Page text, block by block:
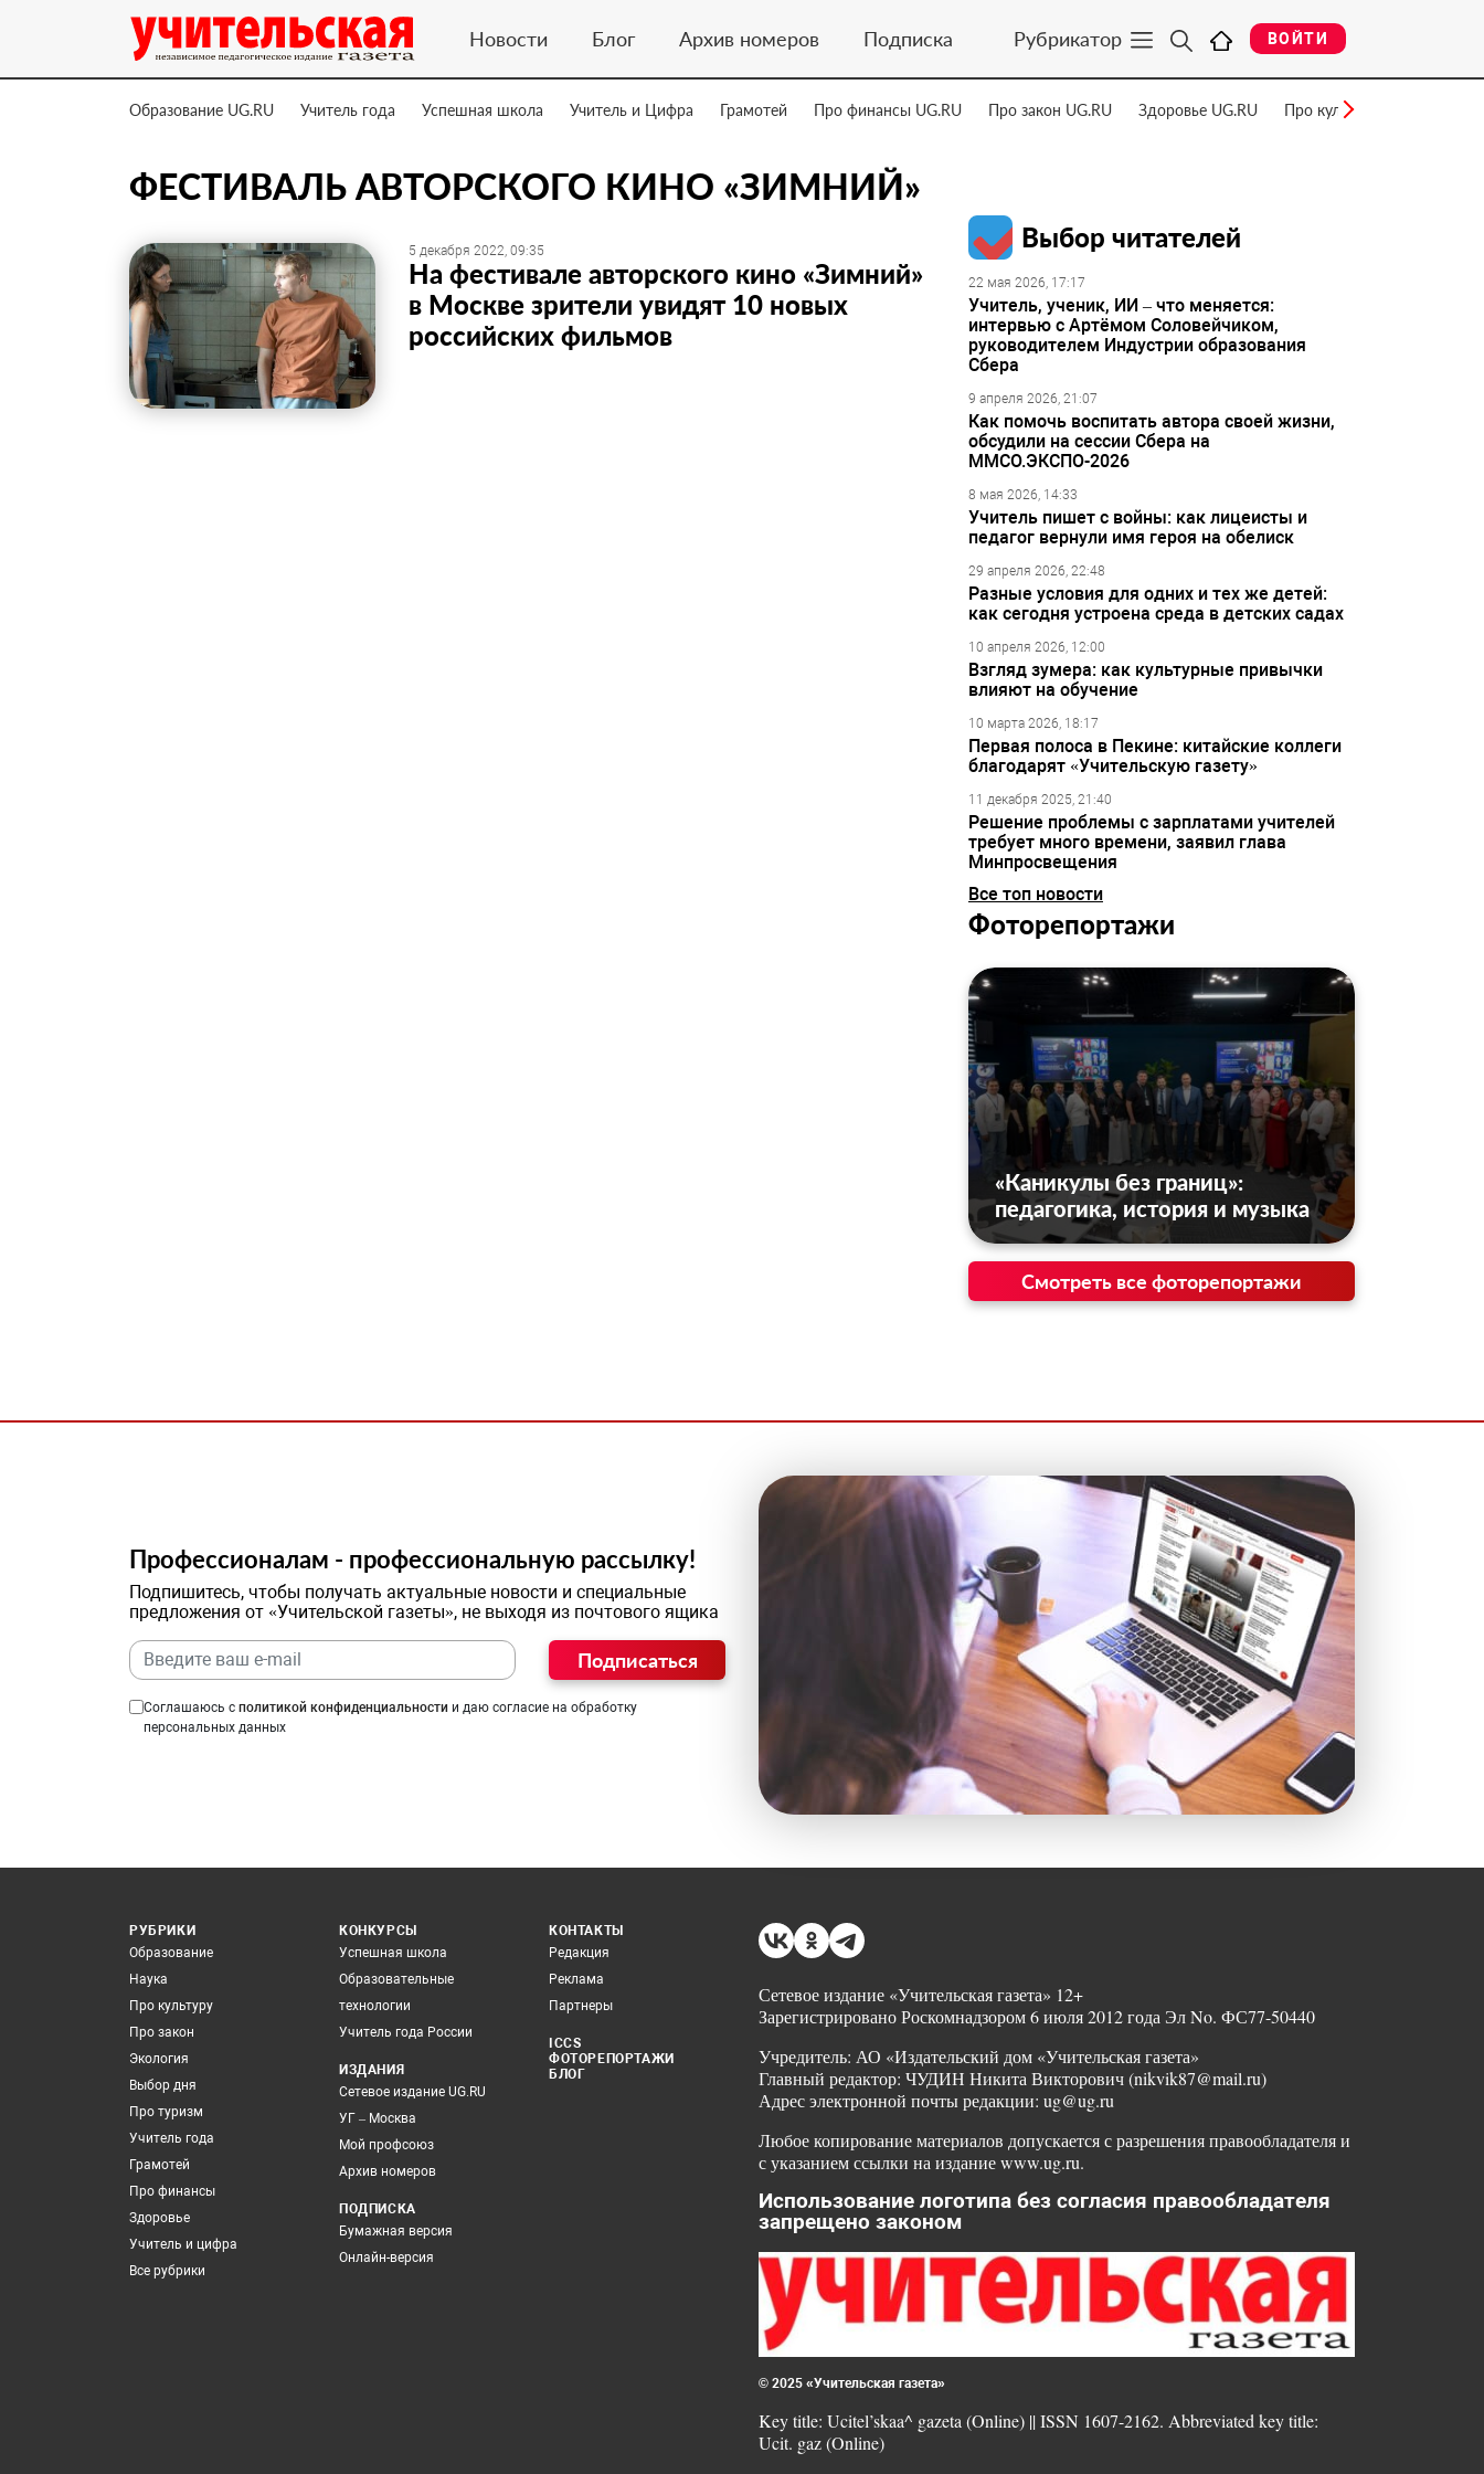
Новости Блог Архив номеров Подписка Рубрикатор ВОЙТИ
Образование UG.RU Учитель года Успешная школа Учитель и Цифра Грамотей Про финансы UG.RU Про закон UG.RU Здоровье UG.RU Про культуру UG.RU
ФЕСТИВАЛЬ АВТОРСКОГО КИНО «ЗИМНИЙ»
5 декабря 2022, 09:35
На фестивале авторского кино «Зимний»
в Москве зрители увидят 10 новых
российских фильмов
Выбор читателей
22 мая 2026, 17:17
Учитель, ученик, ИИ – что меняется:
интервью с Артёмом Соловейчиком,
руководителем Индустрии образования
Сбера
9 апреля 2026, 21:07
Как помочь воспитать автора своей жизни,
обсудили на сессии Сбера на
ММСО.ЭКСПО-2026
8 мая 2026, 14:33
Учитель пишет с войны: как лицеисты и
педагог вернули имя героя на обелиск
29 апреля 2026, 22:48
Разные условия для одних и тех же детей:
как сегодня устроена среда в детских садах
10 апреля 2026, 12:00
Взгляд зумера: как культурные привычки
влияют на обучение
10 марта 2026, 18:17
Первая полоса в Пекине: китайские коллеги
благодарят «Учительскую газету»
11 декабря 2025, 21:40
Решение проблемы с зарплатами учителей
требует много времени, заявил глава
Минпросвещения
Все топ новости
Фоторепортажи
«Каникулы без границ»:
педагогика, история и музыка
Смотреть все фоторепортажи
Профессионалам - профессиональную рассылку!
Подпишитесь, чтобы получать актуальные новости и специальные
предложения от «Учительской газеты», не выходя из почтового ящика
Подписаться
Соглашаюсь с политикой конфиденциальности и даю согласие на обработку
персональных данных
РУБРИКИ
Образование
Наука
Про культуру
Про закон
Экология
Выбор дня
Про туризм
Учитель года
Грамотей
Про финансы
Здоровье
Учитель и цифра
Все рубрики
КОНКУРСЫ
Успешная школа
Образовательные
технологии
Учитель года России
ИЗДАНИЯ
Сетевое издание UG.RU
УГ – Москва
Мой профсоюз
Архив номеров
ПОДПИСКА
Бумажная версия
Онлайн-версия
КОНТАКТЫ
Редакция
Реклама
Партнеры
ICCS
ФОТОРЕПОРТАЖИ
БЛОГ
Сетевое издание «Учительская газета» 12+
Зарегистрировано Роскомнадзором 6 июля 2012 года Эл No. ФС77-50440
Учредитель: АО «Издательский дом «Учительская газета»
Главный редактор: ЧУДИН Никита Викторович (nikvik87@mail.ru)
Адрес электронной почты редакции: ug@ug.ru
Любое копирование материалов допускается с разрешения правообладателя и
с указанием ссылки на издание www.ug.ru.
Использование логотипа без согласия правообладателя
запрещено законом
© 2025 «Учительская газета»
Key title: Ucitel’skaa^ gazeta (Online) || ISSN 1607-2162. Abbreviated key title:
Ucit. gaz (Online)